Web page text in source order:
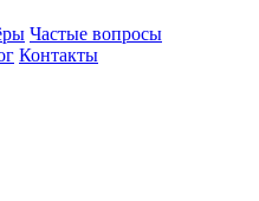
Частые вопросы
Контакты